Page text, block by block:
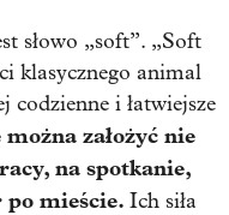
słowo „soft”. „Soft
klasycznego animal
codzienne i łatwiejsze
założyć nie
na spotkanie,
po mieście. Ich siła